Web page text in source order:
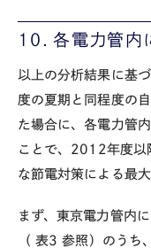
10．各電力管内
以上の分析結果に基
度の夏期と同程度の
た場合に、各電力管
ことで、2012年度以
な節電対策による最
まず、東京電力管内
（表3参照）のうち